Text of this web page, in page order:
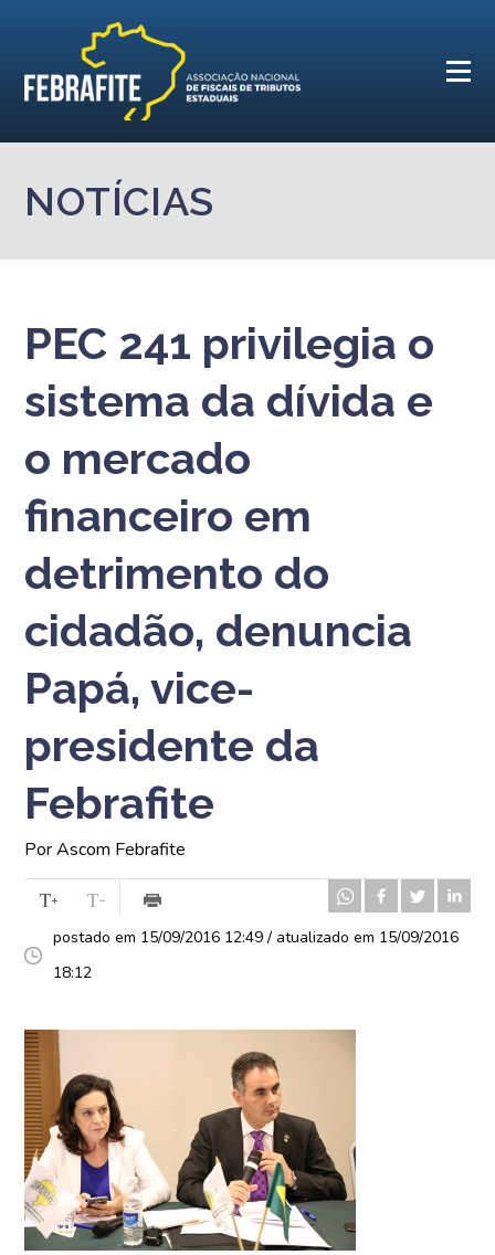
NOTÍCIAS
PEC 241 privilegia o
sistema da dívida e
o mercado
financeiro em
detrimento do
cidadão, denuncia
Papá, vice-
presidente da
Febrafite
Por Ascom Febrafite
postado em 15/09/2016 12:49 / atualizado em 15/09/2016
18:12